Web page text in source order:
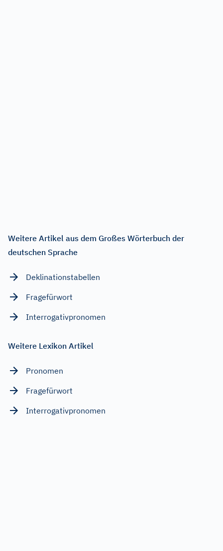
Weitere Artikel aus dem Großes Wörterbuch der
deutschen Sprache
Deklinationstabellen
Fragefürwort
Interrogativpronomen
Weitere Lexikon Artikel
Pronomen
Fragefürwort
Interrogativpronomen